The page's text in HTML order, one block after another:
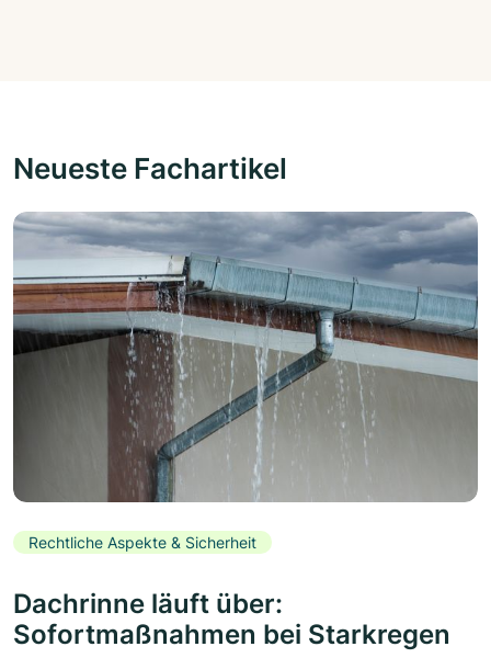
Neueste Fachartikel
Rechtliche Aspekte & Sicherheit
Dachrinne läuft über:
Sofortmaßnahmen bei Starkregen